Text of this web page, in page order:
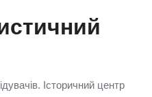
Історичний центр